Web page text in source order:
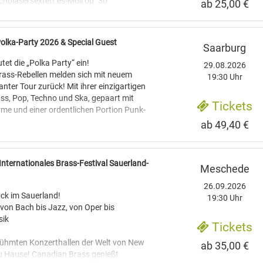
Tuba
Brass Project vereint einige der
Blechbläser ihrer Generation. Initiator ist
an der Hochschule für Musik und
Brass-Szene.
Spitzenkräfte führender
die lebendige Tradition der
Londoner Musiker John Baston
seine „Concertos in Six Parts“, geprägt
ab 25,00 €
Party 2026 & Special Guest
die „Polka Party“ ein!
Rebellen melden sich mit neuem
Tour zurück! Mit ihrer einzigartigen
Pop, Techno und Ska, gepaart mit
und einer ordentlichen Portion Punk-
Von „Habediehre“ über
– LaBrassBanda liefert einen Hit nach
mit ihren energiegeladenen
als musikalische Revolution in Bayern
Blechblasmusik in Scharen vor den
Clubs holte, erfasste spätestens 2013
Saarburg
29.08.2026
19:30 Uhr
Tickets
ab 49,40 €
Brass-Festival Sauerland-
im Sauerland!
Bach bis Jazz, von Oper bis
Konzerthallen der Welt von New
Hause! Canadian Brass genießt
Meschede
26.09.2026
19:30 Uhr
Tickets
ab 35,00 €